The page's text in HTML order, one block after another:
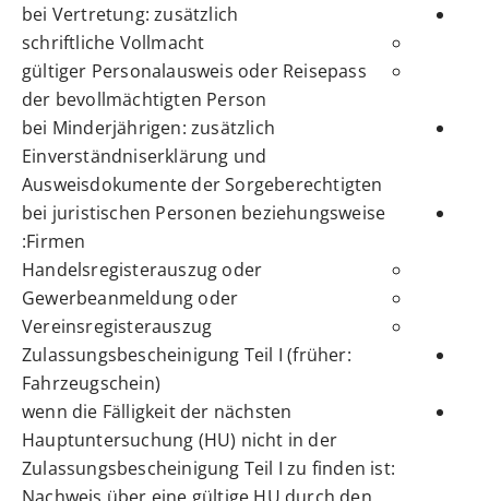
bei Vertretung: zusätzlich
schriftliche Vollmacht
gültiger Personalausweis oder Reisepass
der bevollmächtigten Person
bei Minderjährigen: zusätzlich
Einverständniserklärung und
Ausweisdokumente der Sorgeberechtigten
bei juristischen Personen beziehungsweise
Firmen:
Handelsregisterauszug oder
Gewerbeanmeldung oder
Vereinsregisterauszug
Zulassungsbescheinigung Teil I (früher:
Fahrzeugschein)
wenn die Fälligkeit der nächsten
Hauptuntersuchung (HU) nicht in der
Zulassungsbescheinigung Teil I zu finden ist: